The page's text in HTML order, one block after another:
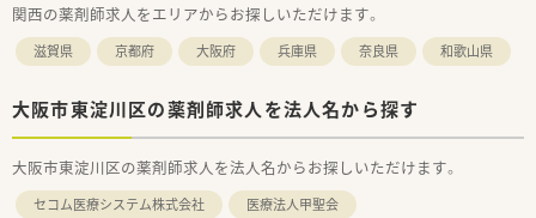
関西の薬剤師求人をエリアからお探しいただけます。
滋賀県 京都府 大阪府 兵庫県 奈良県 和歌山県
大阪市東淀川区の薬剤師求人を法人名から探す
大阪市東淀川区の薬剤師求人を法人名からお探しいただけます。
セコム医療システム株式会社
医療法人甲聖会